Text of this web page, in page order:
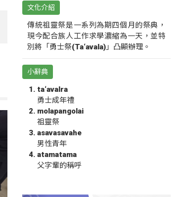
文化介紹
傳統祖靈祭是一系列為期四個月的祭典，
現今配合族人工作求學濃縮為一天，並特
別將「勇士祭(Ta‘avala)」凸顯辦理。
小辭典
ta‘avalra
勇士成年禮
molapangolai
祖靈祭
asavasavahe
男性青年
atamatama
父字輩的稱呼